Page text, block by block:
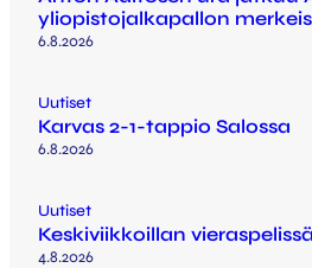
yliopistojalkapallon
6.8.2026
Uutiset
Karvas 2-1-tappio Salossa
6.8.2026
Uutiset
Keskiviikkoillan
4.8.2026